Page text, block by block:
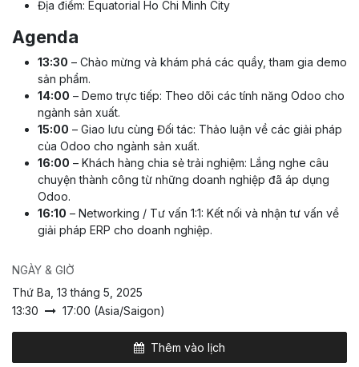
Địa điểm: Equatorial Ho Chi Minh City
Agenda
13:30 – Chào mừng và khám phá các quầy, tham gia demo
sản phẩm.
14:00 – Demo trực tiếp: Theo dõi các tính năng Odoo cho
ngành sản xuất.
15:00 – Giao lưu cùng Đối tác: Thảo luận về các giải pháp
của Odoo cho ngành sản xuất.
16:00 – Khách hàng chia sẻ trải nghiệm: Lắng nghe câu
chuyện thành công từ những doanh nghiệp đã áp dụng
Odoo.
16:10 – Networking / Tư vấn 1:1: Kết nối và nhận tư vấn về
giải pháp ERP cho doanh nghiệp.
NGÀY & GIỜ
Thứ Ba, 13 tháng 5, 2025
13:30
17:00 (Asia/Saigon)
Thêm vào lịch